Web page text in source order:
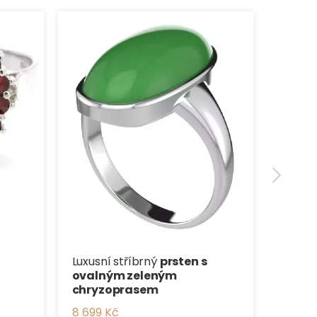
Luxusní stříbrný prsten s
ovalným zeleným
chryzoprasem
8 699 Kč